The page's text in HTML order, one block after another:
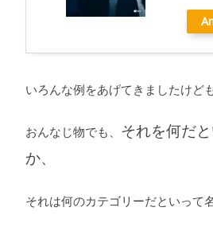
いろんな例をあげてきましたけども
おんなじ物でも、 それを何だ
か、
それは何のカテゴリーだといって